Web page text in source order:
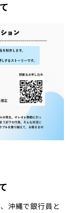
沖縄で銀行員と